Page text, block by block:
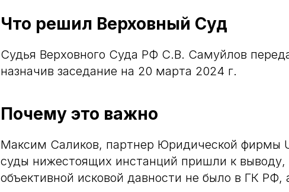
Что решил Верховный Суд
Судья Верховного Суда РФ С.В. Самуйлов
назначив заседание на 20 марта 2024 г.
Почему это важно
Максим Саликов, партнер Юридической фирмы
суды нижестоящих инстанций пришли к выводу,
объективной исковой давности не было в ГК